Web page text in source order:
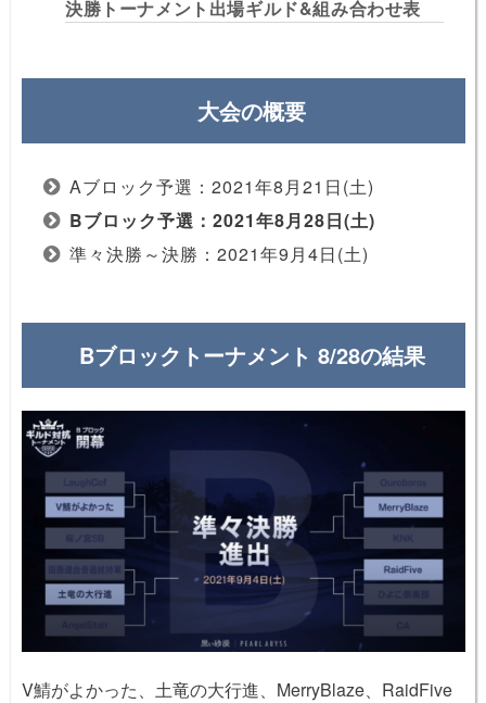
決勝トーナメント出場ギルド&組み合わせ表
大会の概要
Aブロック予選：2021年8月21日(土)
Bブロック予選：2021年8月28日(土)
準々決勝～決勝：2021年9月4日(土)
Bブロックトーナメント 8/28の結果
V鯖がよかった、土竜の大行進、MerryBlaze、RaidFive